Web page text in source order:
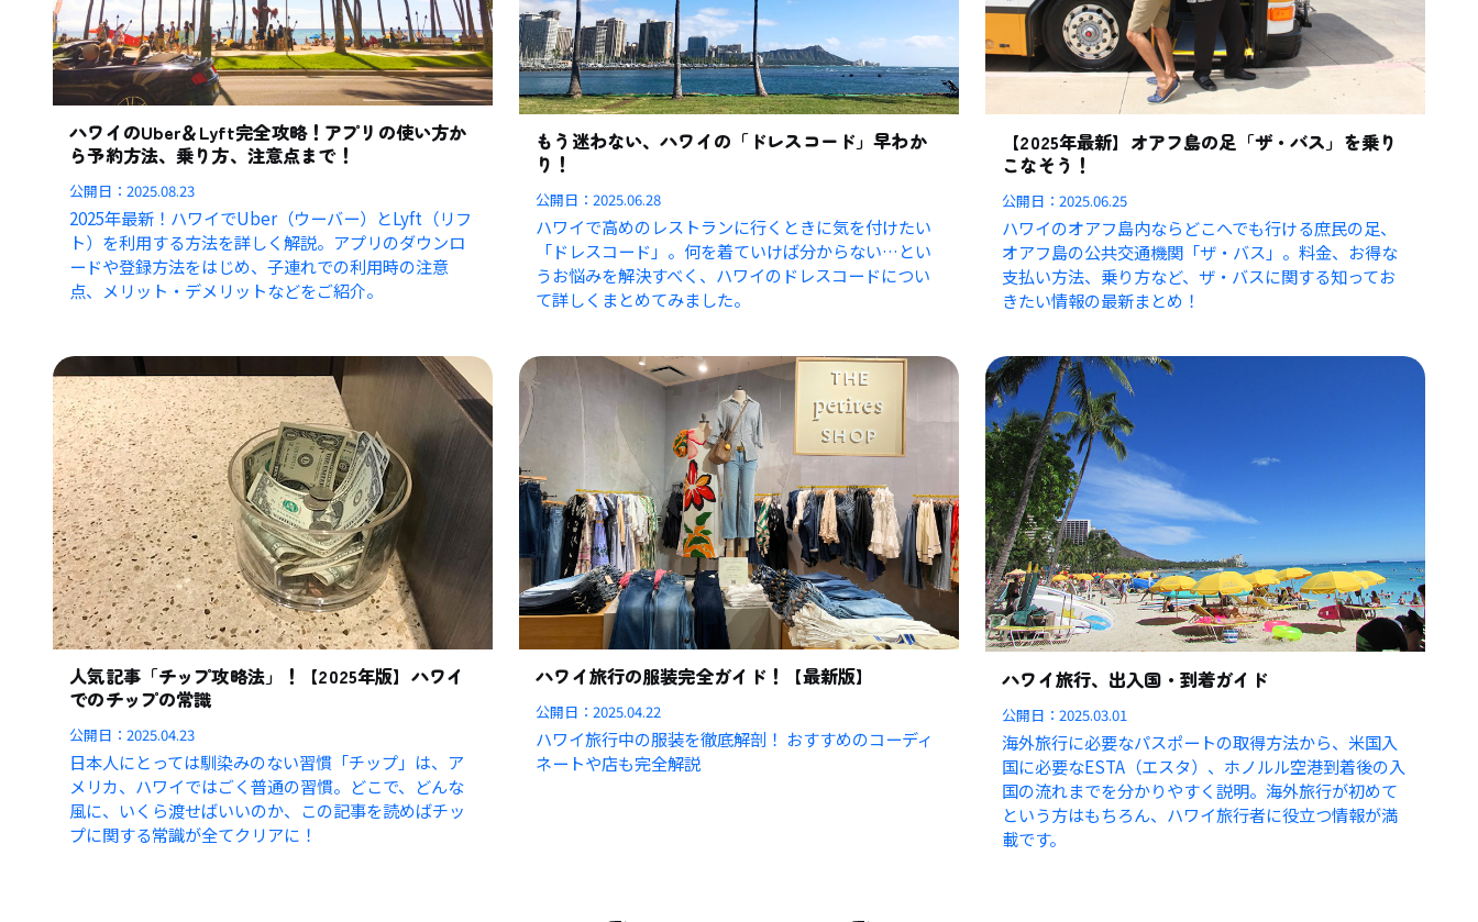
ハワイのUber＆Lyft完全攻略！アプリの使い方か
ら予約方法、乗り方、注意点まで！
公開日：2025.08.23
2025年最新！ハワイでUber（ウーバー）とLyft（リフ
ト）を利用する方法を詳しく解説。アプリのダウンロ
ードや登録方法をはじめ、子連れでの利用時の注意
点、メリット・デメリットなどをご紹介。
もう迷わない、ハワイの「ドレスコード」早わか
り！
公開日：2025.06.28
ハワイで高めのレストランに行くときに気を付けたい
「ドレスコード」。何を着ていけば分からない…とい
うお悩みを解決すべく、ハワイのドレスコードについ
て詳しくまとめてみました。
【2025年最新】オアフ島の足「ザ・バス」を乗り
こなそう！
公開日：2025.06.25
ハワイのオアフ島内ならどこへでも行ける庶民の足、
オアフ島の公共交通機関「ザ・バス」。料金、お得な
支払い方法、乗り方など、ザ・バスに関する知ってお
きたい情報の最新まとめ！
人気記事「チップ攻略法」！【2025年版】ハワイ
でのチップの常識
公開日：2025.04.23
日本人にとっては馴染みのない習慣「チップ」は、ア
メリカ、ハワイではごく普通の習慣。どこで、どんな
風に、いくら渡せばいいのか、この記事を読めばチッ
プに関する常識が全てクリアに！
ハワイ旅行の服装完全ガイド！【最新版】
公開日：2025.04.22
ハワイ旅行中の服装を徹底解剖！ おすすめのコーディ
ネートや店も完全解説
ハワイ旅行、出入国・到着ガイド
公開日：2025.03.01
海外旅行に必要なパスポートの取得方法から、米国入
国に必要なESTA（エスタ）、ホノルル空港到着後の入
国の流れまでを分かりやすく説明。海外旅行が初めて
という方はもちろん、ハワイ旅行者に役立つ情報が満
載です。